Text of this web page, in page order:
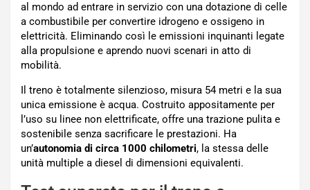
al mondo ad entrare in servizio con una dotazione di celle
a combustibile per convertire idrogeno e ossigeno in
elettricità. Eliminando così le emissioni inquinanti legate
alla propulsione e aprendo nuovi scenari in atto di
mobilità.
Il treno è totalmente silenzioso, misura 54 metri e la sua
unica emissione è acqua. Costruito appositamente per
l’uso su linee non elettrificate, offre una trazione pulita e
sostenibile senza sacrificare le prestazioni. Ha
un’autonomia di circa 1000 chilometri, la stessa delle
unità multiple a diesel di dimensioni equivalenti.